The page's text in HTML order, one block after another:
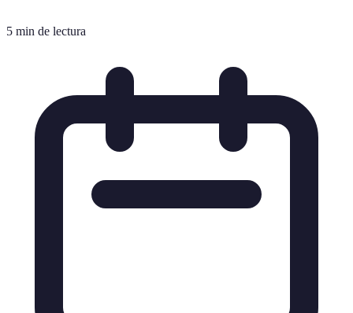
5 min de lectura